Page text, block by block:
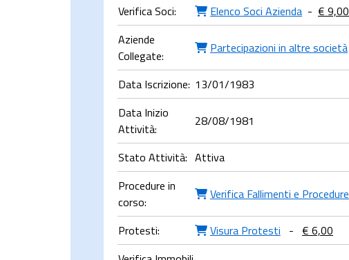
Verifica Soci:
Elenco Soci Azienda - € 9,00
Aziende
Collegate:
Partecipazioni in altre società
Data Iscrizione: 13/01/1983
Data Inizio
Attività:
28/08/1981
Stato Attività: Attiva
Procedure in
corso:
Verifica Fallimenti e Procedure
Protesti: Visura Protesti - € 6,00